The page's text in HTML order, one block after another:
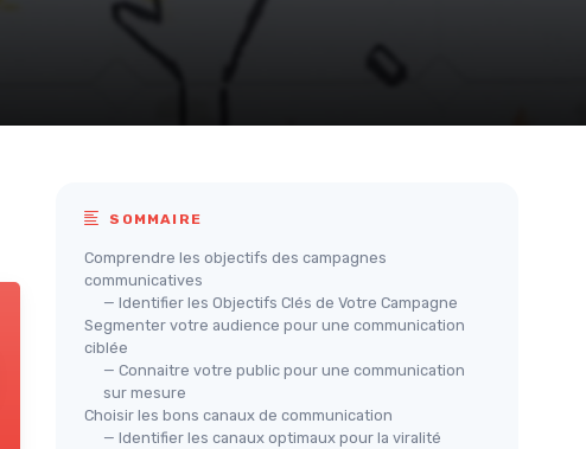
SOMMAIRE
Comprendre les objectifs des campagnes
communicatives
— Identifier les Objectifs Clés de Votre Campagne
Segmenter votre audience pour une communication
ciblée
— Connaitre votre public pour une communication
sur mesure
Choisir les bons canaux de communication
— Identifier les canaux optimaux pour la viralité